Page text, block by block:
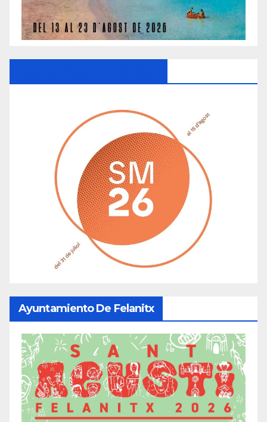
Ayuntamiento De Felanitx